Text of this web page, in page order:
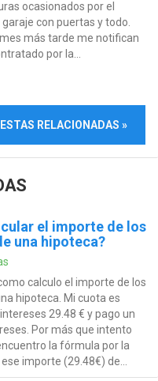
ocasionados por el
con puertas y todo.
más tarde me notifican
por la...
RELACIONADAS »
el importe de los
una hipoteca?
calculo el importe de los
hipoteca. Mi cuota es
29.48 € y pago un
Por más que intento
la fórmula por la
importe (29.48€) de...